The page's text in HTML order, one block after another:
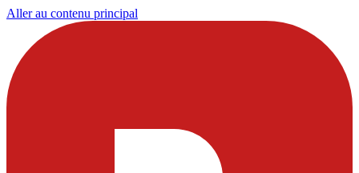
Aller au contenu principal